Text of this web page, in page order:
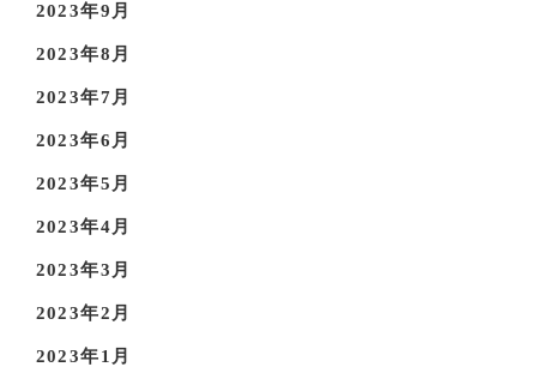
2023年9月
2023年8月
2023年7月
2023年6月
2023年5月
2023年4月
2023年3月
2023年2月
2023年1月